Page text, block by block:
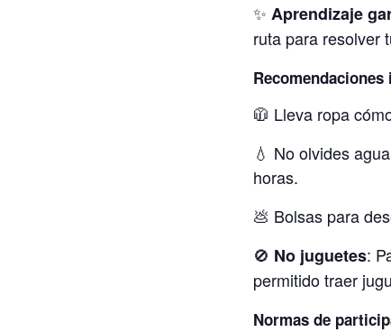
✨Aprendizaje
ruta para resolver
🧥 Lleva ropa
💧 No olvides
horas.
💩 Bolsas para
🚫 No juguetes:
permitido traer
Normas de